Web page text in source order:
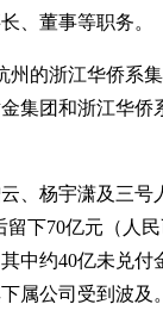
、董事等职务。
州的浙江华侨系
集团和浙江华侨
、杨宇潇及三号
留下70亿元（人
中约40亿未兑付
属公司受到波及。